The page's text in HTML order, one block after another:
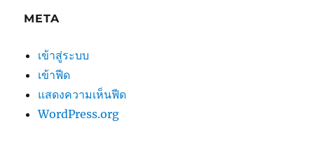
META
เข้าสู่ระบบ
เข้าฟีด
แสดงความเห็นฟีด
WordPress.org